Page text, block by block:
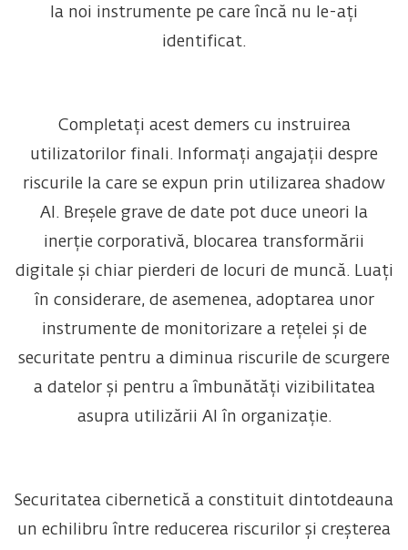
la noi instrumente pe care încă nu le-ați
identificat.
Completați acest demers cu instruirea
utilizatorilor finali. Informați angajații despre
riscurile la care se expun prin utilizarea shadow
AI. Breșele grave de date pot duce uneori la
inerție corporativă, blocarea transformării
digitale și chiar pierderi de locuri de muncă. Luați
în considerare, de asemenea, adoptarea unor
instrumente de monitorizare a rețelei și de
securitate pentru a diminua riscurile de scurgere
a datelor și pentru a îmbunătăți vizibilitatea
asupra utilizării AI în organizație.
Securitatea cibernetică a constituit dintotdeauna
un echilibru între reducerea riscurilor și creșterea